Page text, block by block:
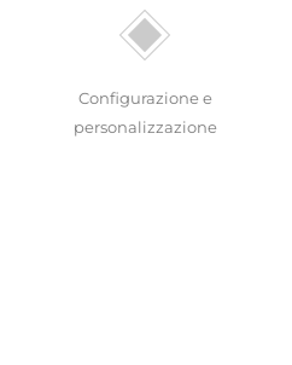
Configurazione e
personalizzazione